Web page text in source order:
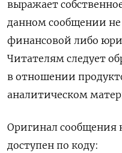
выражает
данном сообщении
финансовой либо
Читателям следует
в отношении
аналитическом
Оригинал сообщения
доступен по коду: